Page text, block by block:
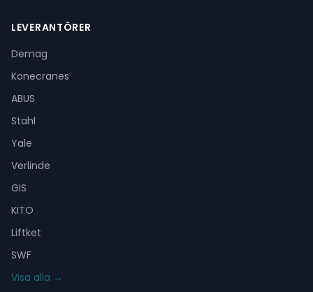
LEVERANTÖRER
Demag
Konecranes
ABUS
Stahl
Yale
Verlinde
GIS
KITO
Liftket
SWF
Visa alla →